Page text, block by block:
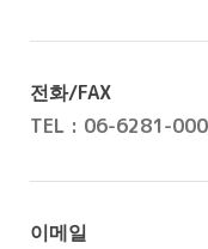
전화/FAX
TEL : 06-6281-
이메일